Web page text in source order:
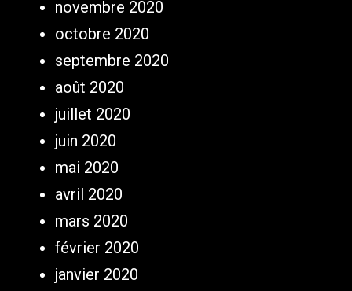
novembre 2020
octobre 2020
septembre 2020
août 2020
juillet 2020
juin 2020
mai 2020
avril 2020
mars 2020
février 2020
janvier 2020